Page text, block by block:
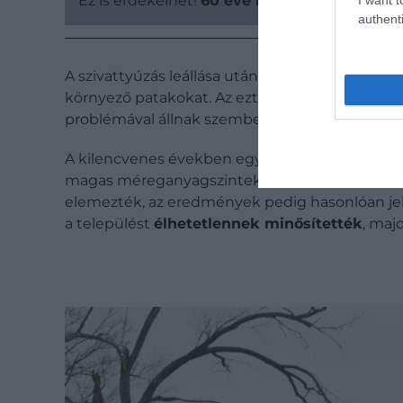
A szivattyúzás leállása után a víz kifolyt a
környező patakokat. Az ezt követő években
problémával állnak szemben.
A kilencvenes években egy vizsgálat során
magas méreganyagszinteket mutattak. 2004-
elemezték, az eredmények pedig hasonlóan
a települést élhetetlennek minősítették,